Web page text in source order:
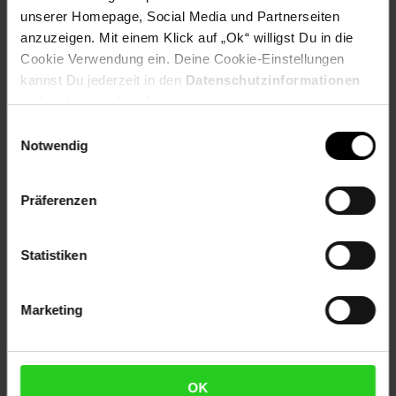
unserer Homepage, Social Media und Partnerseiten
anzuzeigen. Mit einem Klick auf „Ok“ willigst Du in die
Cookie Verwendung ein. Deine Cookie-Einstellungen
kannst Du jederzeit in den Datenschutzinformationen
ändern bzw. widerrufen.
Notwendig
Präferenzen
Statistiken
Marketing
OK
Artikelnummer: 3097809000
EAN: 0788364338457
Artikel gehört zur Kategorie:Rasierer, Epilierer &
Haarentfernung
Versandinformationen
Herstellerinformationen
Fußzeile
Weitere Online-Angebote
Netto Reisen TV-Shop Weinwelt